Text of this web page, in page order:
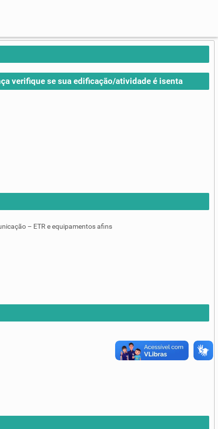
verifique se sua edificação/atividade é isenta
– ETR e equipamentos afins